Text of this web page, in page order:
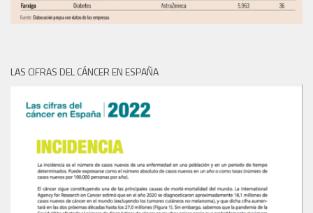
LAS CIFRAS DEL CÁNCER EN ESPAÑA